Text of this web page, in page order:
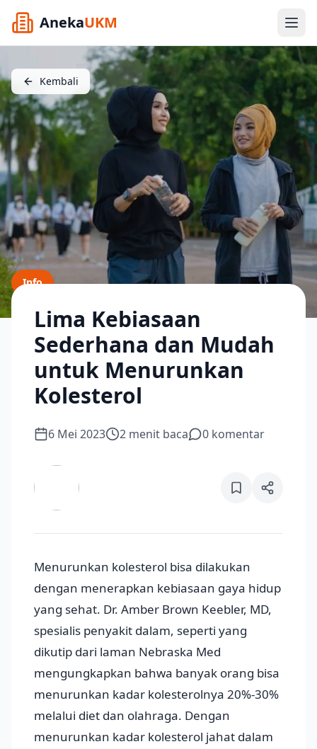
AnekaUKM
Kembali
Info
Lima Kebiasaan
Sederhana dan Mudah
untuk Menurunkan
Kolesterol
6 Mei 2023 2 menit baca 0 komentar
Menurunkan kolesterol bisa dilakukan
dengan menerapkan kebiasaan gaya hidup
yang sehat. Dr. Amber Brown Keebler, MD,
spesialis penyakit dalam, seperti yang
dikutip dari laman Nebraska Med
mengungkapkan bahwa banyak orang bisa
menurunkan kadar kolesterolnya 20%-30%
melalui diet dan olahraga. Dengan
menurunkan kadar kolesterol jahat dalam